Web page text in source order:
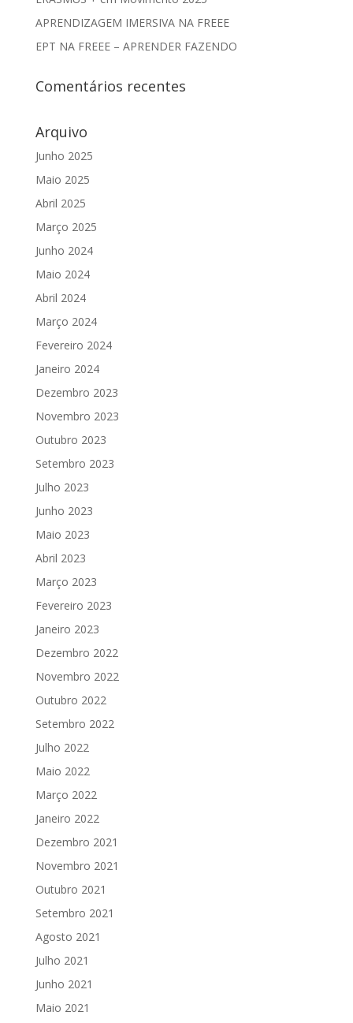
APRENDIZAGEM IMERSIVA NA FREEE
EPT NA FREEE – APRENDER FAZENDO
Comentários recentes
Arquivo
Junho 2025
Maio 2025
Abril 2025
Março 2025
Junho 2024
Maio 2024
Abril 2024
Março 2024
Fevereiro 2024
Janeiro 2024
Dezembro 2023
Novembro 2023
Outubro 2023
Setembro 2023
Julho 2023
Junho 2023
Maio 2023
Abril 2023
Março 2023
Fevereiro 2023
Janeiro 2023
Dezembro 2022
Novembro 2022
Outubro 2022
Setembro 2022
Julho 2022
Maio 2022
Março 2022
Janeiro 2022
Dezembro 2021
Novembro 2021
Outubro 2021
Setembro 2021
Agosto 2021
Julho 2021
Junho 2021
Maio 2021